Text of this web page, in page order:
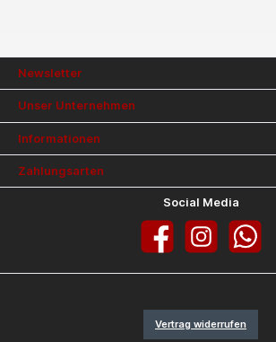
Newsletter
Unser Unternehmen
Informationen
Zahlungsarten
Social Media
Facebook InstagramWhatsApp
Vertrag widerrufen